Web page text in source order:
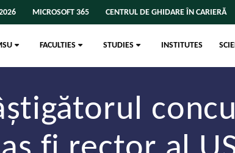
MICROSOFT 365 CENTRUL DE GHIDARE ÎN CARIERĂ
FACULTIES STUDIES INSTITUTES